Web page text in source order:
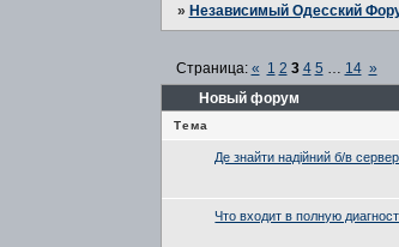
» Независимый Одесский
Новый форум
Страница: « 1 2 3 4 5 14 »
Тема
Де знайти надійний б/в
Что входит в полную